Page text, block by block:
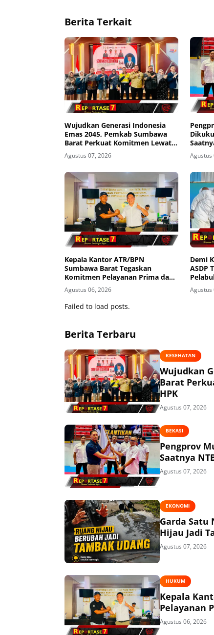
Berita Terkait
Wujudkan Generasi Indonesia
Emas 2045, Pemkab Sumbawa
Barat Perkuat Komitmen Lewat
Seminar Kesehatan 1.000 HPK
Agustus 07, 2026 Agustus
Kepala Kantor ATR/BPN
Sumbawa Barat Tegaskan
Komitmen Pelayanan Prima dan
Buka Pintu Pengaduan
Masyarakat
Agustus 06, 2026
Demi
ASDP
Agustus
Failed to load posts.
Berita Terbaru
KESEHATAN
Wujudkan
Barat
HPK
Agustus 07, 2026
BEKASI
Pengprov
Saatnya
Agustus 07, 2026
EKONOMI
Garda Satu
Hijau Jadi
Agustus 07, 2026
HUKUM
Kepala
Pelayanan
Agustus 06, 2026